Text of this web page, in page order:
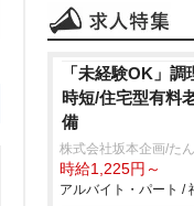
「未経験OK」
時短/住宅型有料
備
株式会社坂本企画/た
時給1,225円～
アルバイト・パート /